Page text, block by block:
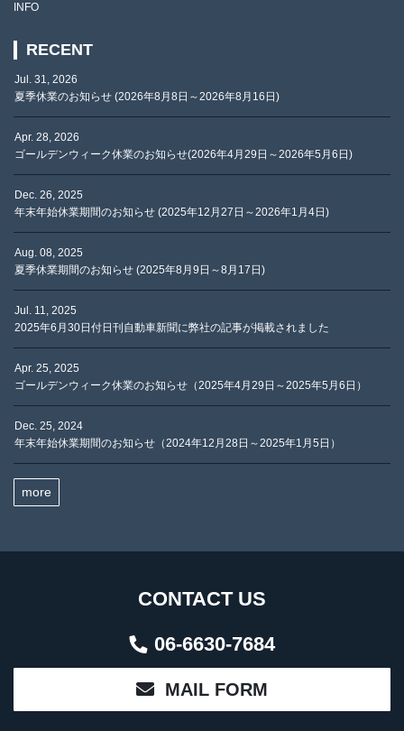
INFO
RECENT
Jul. 31, 2026
夏季休業のお知らせ (2026年8月8日～2026年8月16日)
Apr. 28, 2026
ゴールデンウィーク休業のお知らせ(2026年4月29日～2026年5月6日)
Dec. 26, 2025
年末年始休業期間のお知らせ (2025年12月27日～2026年1月4日)
Aug. 08, 2025
夏季休業期間のお知らせ (2025年8月9日～8月17日)
Jul. 11, 2025
2025年6月30日付日刊自動車新聞に弊社の記事が掲載されました
Apr. 25, 2025
ゴールデンウィーク休業のお知らせ（2025年4月29日～2025年5月6日）
Dec. 25, 2024
年末年始休業期間のお知らせ（2024年12月28日～2025年1月5日）
more
CONTACT US
06-6630-7684
MAIL FORM